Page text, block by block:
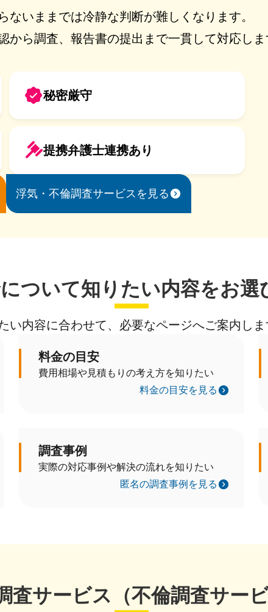
いままでは冷静な判断が難しくなります。
から調査、報告書の提出まで一貫して対応し
秘密厳守
提携弁護士連携あり
浮気・不倫調査サービスを見る
ついて知りたい内容をお選
い内容に合わせて、必要なページへご案内し
料金の目安
費用相場や見積もりの考え方を知りたい
料金の目安を見る
調査事例
実際の対応事例や解決の流れを知りたい
匿名の調査事例を見る
査サービス（不倫調査サー